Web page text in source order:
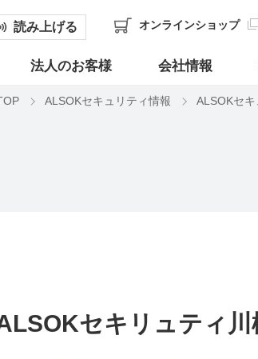
読み上げる オンラインショップ
法人のお客様 会社情報
ALSOKセキュリティ情報 ALSOKセ
セキリュティ川